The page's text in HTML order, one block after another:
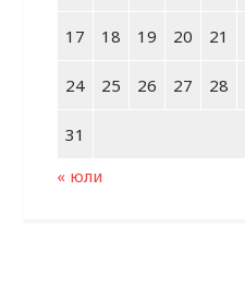
17 18 19 20 21
24 25 26 27 28
31
« юли